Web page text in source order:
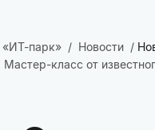
«ИТ-парк» Новости
класс от